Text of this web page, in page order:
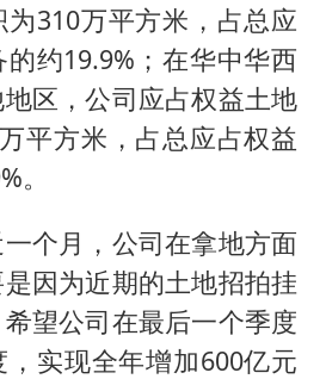
310万平方米，占总应
约19.9%；在华中华西
区，公司应占权益土地
平方米，占总应占权益
。
个月，公司在拿地方面
因为近期的土地招拍挂
望公司在最后一个季度
实现全年增加600亿元